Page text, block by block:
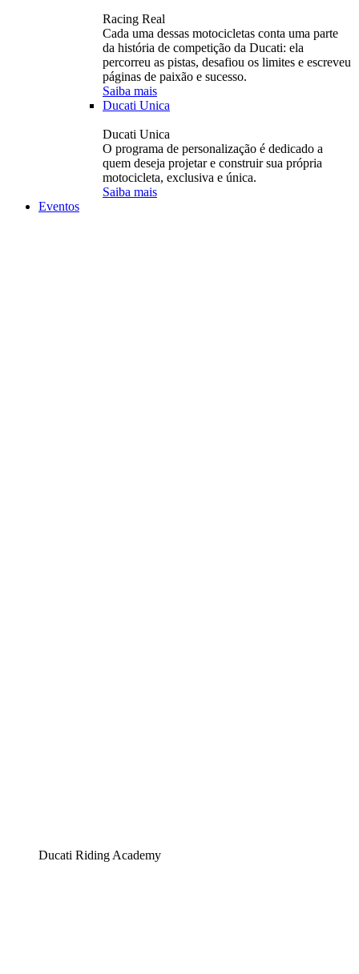
Racing Real
Cada uma dessas motocicletas conta uma parte
da história de competição da Ducati: ela
percorreu as pistas, desafiou os limites e escreveu
páginas de paixão e sucesso.
Saiba mais
Ducati Unica
Ducati Unica
O programa de personalização é dedicado a
quem deseja projetar e construir sua própria
motocicleta, exclusiva e única.
Saiba mais
Eventos
Ducati Riding Academy